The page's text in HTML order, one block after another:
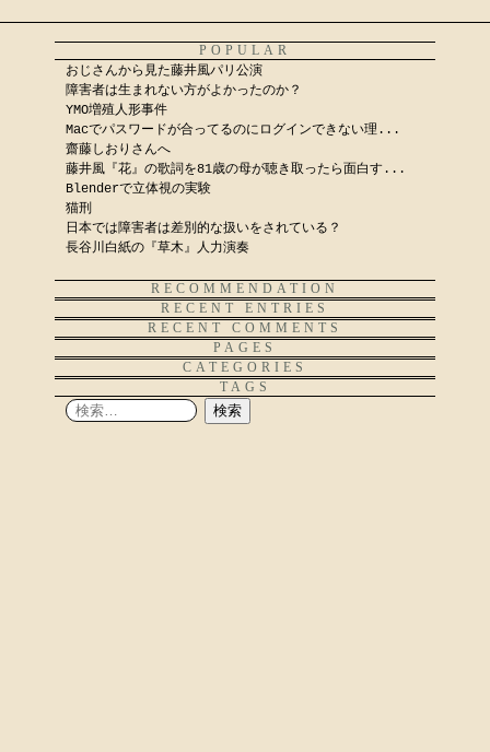
POPULAR
おじさんから見た藤井風パリ公演
障害者は生まれない方がよかったのか？
YMO増殖人形事件
Macでパスワードが合ってるのにログインできない理...
齋藤しおりさんへ
藤井風『花』の歌詞を81歳の母が聴き取ったら面白す...
Blenderで立体視の実験
猫刑
日本では障害者は差別的な扱いをされている？
長谷川白紙の『草木』人力演奏
RECOMMENDATION
RECENT ENTRIES
RECENT COMMENTS
PAGES
CATEGORIES
TAGS